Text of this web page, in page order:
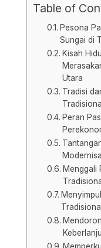
Table of
Pesona
Sungai di
Kisah
Utara
Tradisi
Peran
Menggali